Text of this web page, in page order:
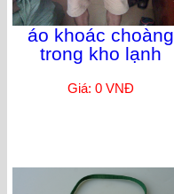
áo khoác choàng
trong kho lạnh
Giá: 0 VNĐ